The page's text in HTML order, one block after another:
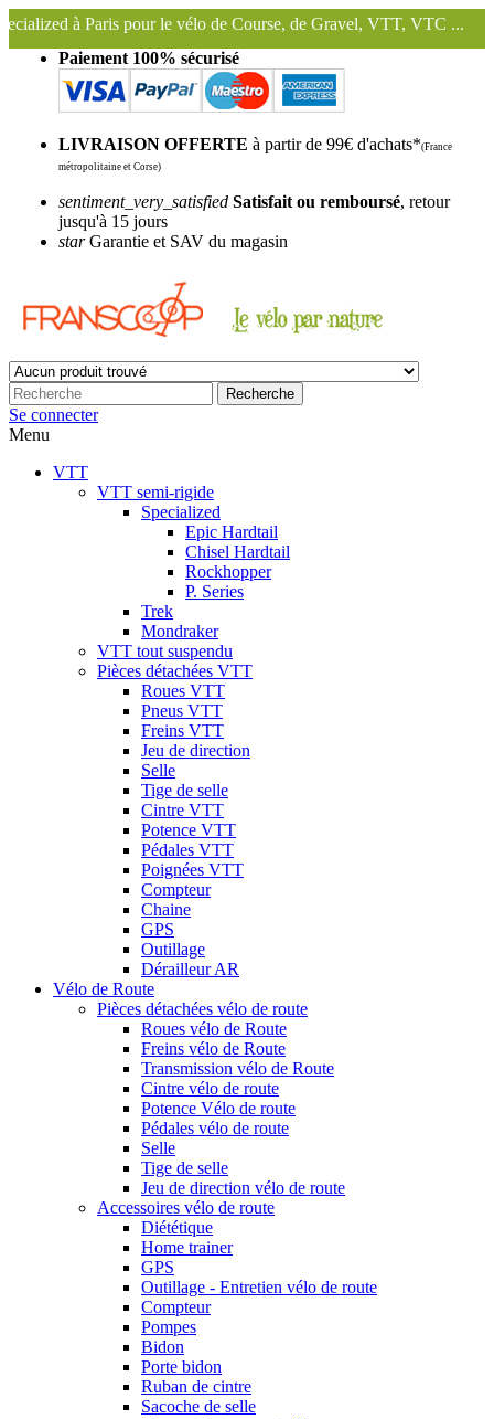
le vélo de Course, de Gravel, VTT, VTC ...
Nous conservons
Paiement 100% sécurisé
LIVRAISON OFFERTE à partir de 99€ d'achats*(France
métropolitaine et Corse)
sentiment_very_satisfied Satisfait ou remboursé, retour
jusqu'à 15 jours
starGarantie et SAV du magasin
Recherche
Se connecter
Menu
VTT
VTT semi-rigide
Specialized
Epic Hardtail
Chisel Hardtail
Rockhopper
P. Series
Trek
Mondraker
VTT tout suspendu
Pièces détachées VTT
Roues VTT
Pneus VTT
Freins VTT
Jeu de direction
Selle
Tige de selle
Cintre VTT
Potence VTT
Pédales VTT
Poignées VTT
Compteur
Chaine
GPS
Outillage
Dérailleur AR
Vélo de Route
Pièces détachées vélo de route
Roues vélo de Route
Freins vélo de Route
Transmission vélo de Route
Cintre vélo de route
Potence Vélo de route
Pédales vélo de route
Selle
Tige de selle
Jeu de direction vélo de route
Accessoires vélo de route
Diététique
Home trainer
GPS
Outillage - Entretien vélo de route
Compteur
Pompes
Bidon
Porte bidon
Ruban de cintre
Sacoche de selle